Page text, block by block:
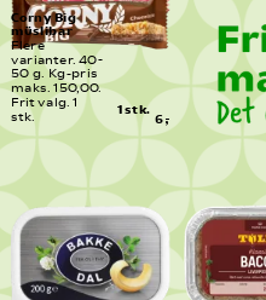
1 stk.
6,-
Corny Big
müslibar
Flere
varianter. 40-
50 g. Kg-pris
maks. 150,00.
Frit valg. 1
stk.